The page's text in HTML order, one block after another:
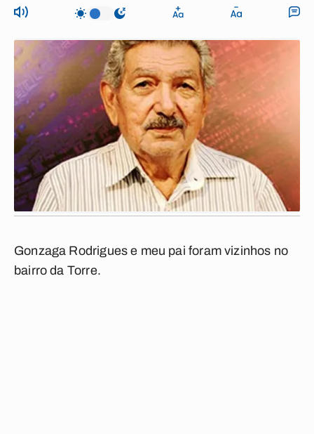
Gonzaga Rodrigues e meu pai foram vizinhos no
bairro da Torre.